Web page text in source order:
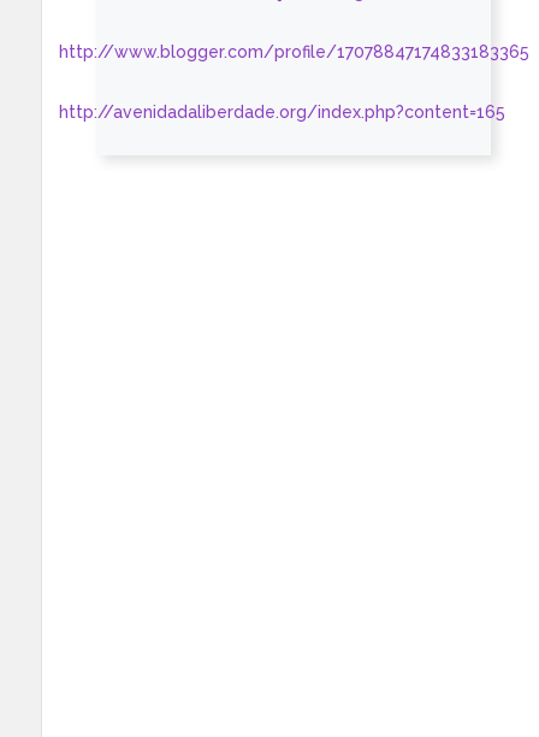
http://www.blogger.com/profile/17078847174833183365
http://avenidadaliberdade.org/index.php?content=165